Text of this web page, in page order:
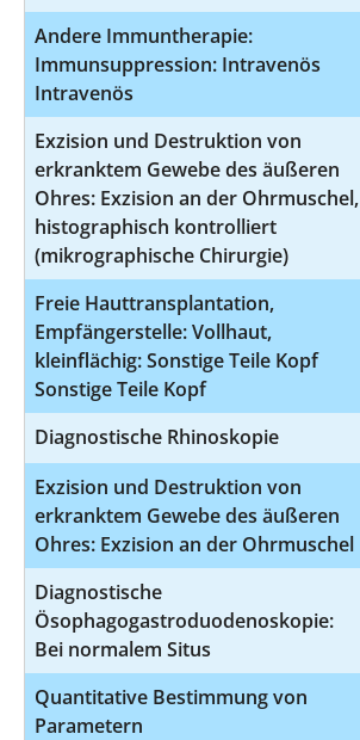
Andere Immuntherapie:
Immunsuppression: Intravenös
Intravenös
Exzision und Destruktion von
erkranktem Gewebe des äußeren
Ohres: Exzision an der Ohrmuschel,
histographisch kontrolliert
(mikrographische Chirurgie)
Freie Hauttransplantation,
Empfängerstelle: Vollhaut,
kleinflächig: Sonstige Teile Kopf
Sonstige Teile Kopf
Diagnostische Rhinoskopie
Exzision und Destruktion von
erkranktem Gewebe des äußeren
Ohres: Exzision an der Ohrmuschel
Diagnostische
Ösophagogastroduodenoskopie:
Bei normalem Situs
Quantitative Bestimmung von
Parametern